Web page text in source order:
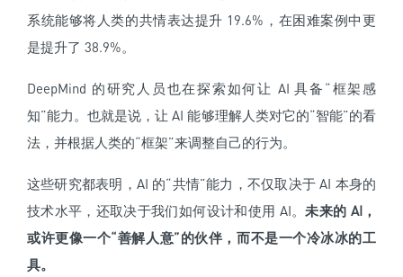
系统能够将人类的共情表达提升 19.6%，在困难案例中更
是提升了 38.9%。
DeepMind 的研究人员也在探索如何让 AI 具备“框架感
知”能力。也就是说，让 AI 能够理解人类对它的“智能”的看
法，并根据人类的“框架”来调整自己的行为。
这些研究都表明，AI 的“共情”能力，不仅取决于 AI 本身的
技术水平，还取决于我们如何设计和使用 AI。未来的 AI，
或许更像一个“善解人意”的伙伴，而不是一个冷冰冰的工
具。